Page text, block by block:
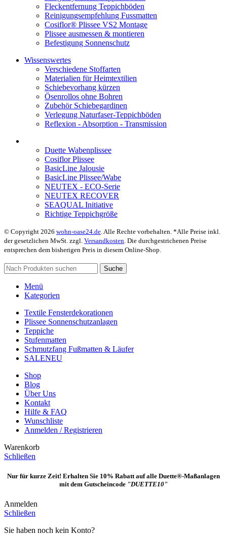
Fleckentfernung Teppichböden
Reinigungsempfehlung Fussmatten
Cosiflor® Plissee VS2 Montage
Plissee ausmessen & montieren
Befestigung Sonnenschutz
Wissenswertes
Verschiedene Stoffarten
Materialien für Heimtextilien
Schiebevorhang kürzen
Ösenrollos ohne Bohren
Zubehör Schiebegardinen
Verlegung Naturfaser-Teppichböden
Reflexion - Absorption - Transmission
Duette Wabenplissee
Cosiflor Plissee
BasicLine Jalousie
BasicLine Plissee/Wabe
NEUTEX - ECO-Serie
NEUTEX RECOVER
SEAQUAL Initiative
Richtige Teppichgröße
© Copyright 2026 wohn-oase24.de . Alle Rechte vorbehalten. *Alle Preise inkl.
der gesetzlichen MwSt. zzgl. Versandkosten . Die durchgestrichenen Preise
entsprechen dem bisherigen Preis in diesem Online-Shop.
Suche
Menü
Kategorien
Textile Fensterdekorationen
Plissee Sonnenschutzanlagen
Teppiche
Stufenmatten
Schmutzfang Fußmatten & Läufer
SALENEU
Shop
Blog
Über Uns
Kontakt
Hilfe & FAQ
Wunschliste
Anmelden / Registrieren
Warenkorb
Schließen
Nur für kurze Zeit! Erhalten Sie 10% Rabatt auf alle Duette®-Maßanlagen
mit dem Gutscheincode "DUETTE10"
Anmelden
Schließen
Sie haben noch kein Konto?